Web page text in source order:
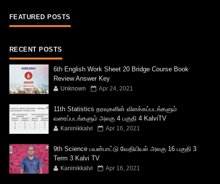
FEATURED POSTS
RECENT POSTS
6th English Work Sheet 20 Bridge Course Book
Review Answer Key
Unknown Apr 24, 2021
11th Statistics தரவுகளின் விளக்கப்படங்களும்
வரைப்படங்களும் அலகு 4 பகுதி 4 KalviTV
Kaninikkalvi Apr 16, 2021
9th Science பயன்பாட்டு வேதியியல் அலகு 16 பகுதி 3
Term 3 Kalvi TV
Kaninikkalvi Apr 16, 2021